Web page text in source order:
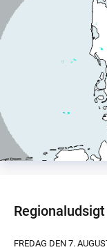
FREDAG DEN 7.